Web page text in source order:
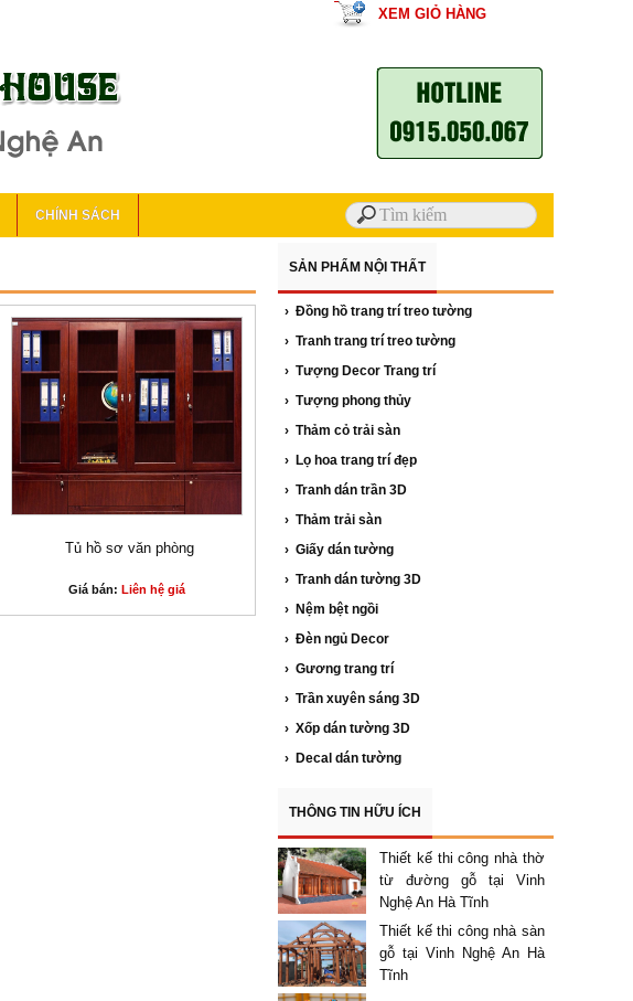
XEM GIỎ HÀNG
CHÍNH SÁCH
Tủ hồ sơ văn phòng
Giá bán: Liên hệ giá
SẢN PHẨM NỘI THẤT
› Đồng hồ trang trí treo tường
› Tranh trang trí treo tường
› Tượng Decor Trang trí
› Tượng phong thủy
› Thảm cỏ trải sàn
› Lọ hoa trang trí đẹp
› Tranh dán trần 3D
› Thảm trải sàn
› Giấy dán tường
› Tranh dán tường 3D
› Nệm bệt ngồi
› Đèn ngủ Decor
› Gương trang trí
› Trần xuyên sáng 3D
› Xốp dán tường 3D
› Decal dán tường
THÔNG TIN HỮU ÍCH
Thiết kế thi công nhà thờ
từ đường gỗ tại Vinh
Nghệ An Hà Tĩnh
Thiết kế thi công nhà sàn
gỗ tại Vinh Nghệ An Hà
Tĩnh